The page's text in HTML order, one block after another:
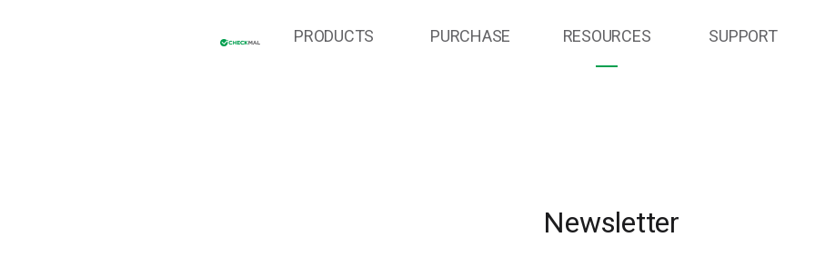
PRODUCTS PURCHASE RESOURCES SUPPORT
Newsletter